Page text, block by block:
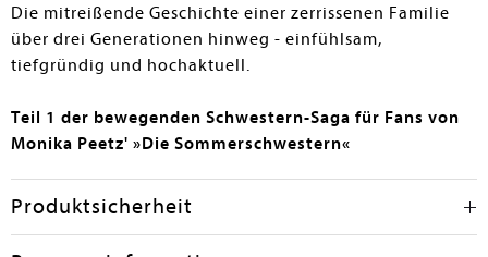
Die mitreißende Geschichte einer zerrissenen Familie
über drei Generationen hinweg - einfühlsam,
tiefgründig und hochaktuell.
Teil 1 der bewegenden Schwestern-Saga für Fans von
Monika Peetz' »Die Sommerschwestern«
Produktsicherheit